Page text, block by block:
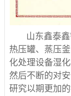
山东鑫泰鑫
热压罐、蒸压
化处理设备湿
然后不断的对
研究以期更加